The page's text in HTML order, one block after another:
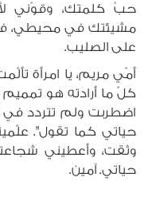
حبّ كلمتك، وقوّني
مشيئتك في محيطي،
على الصليب.
أمّي مريم، يا امرأة
كلّ ما أرادته هو تمميم
اضطربت ولم تتردد في
حياتي كما تقول".
وثقت، وأعطيني
حياتي. آمين.